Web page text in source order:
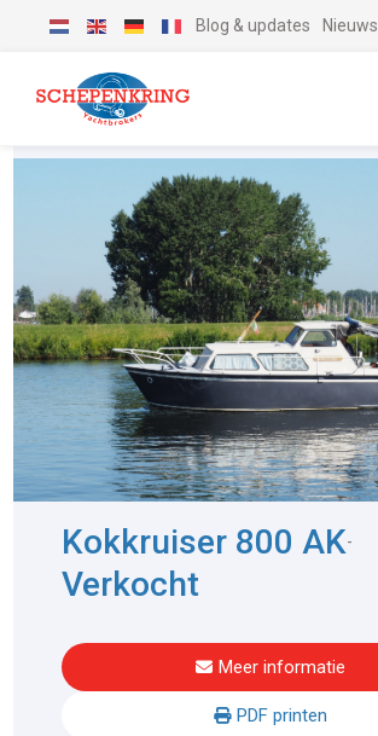
Blog & updates Nieuws
Kokkruiser 800 AK-
Verkocht
Meer informatie
PDF printen